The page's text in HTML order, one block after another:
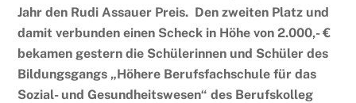
Jahr den Rudi Assauer Preis. Den zweiten Platz und
damit verbunden einen Scheck in Höhe von 2.000,- €
bekamen gestern die Schülerinnen und Schüler des
Bildungsgangs „Höhere Berufsfachschule für das
Sozial- und Gesundheitswesen“ des Berufskolleg